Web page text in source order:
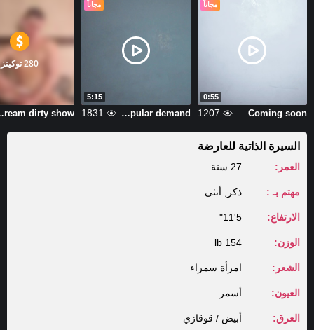
مجاناً
0:55
Coming soon
1207
مجاناً
5:15
By popular demand
1831
280 توكينز
السيرة الذاتية للعارضة
العمر: 27 سنة
مهتم بـ : ذكر, أنثى
الارتفاع: 5'11"
الوزن: 154 lb
الشعر: امرأة سمراء
العيون: أسمر
العرق: أبيض / قوقازي